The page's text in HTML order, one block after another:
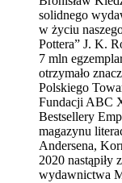
solidnego
w życiu
Pottera” J. K.
7 mln
otrzymało
Polskiego
Fundacji ABC
Bestsellery
magazynu
Andersena,
2020 nastąpiły
wydawnictwa